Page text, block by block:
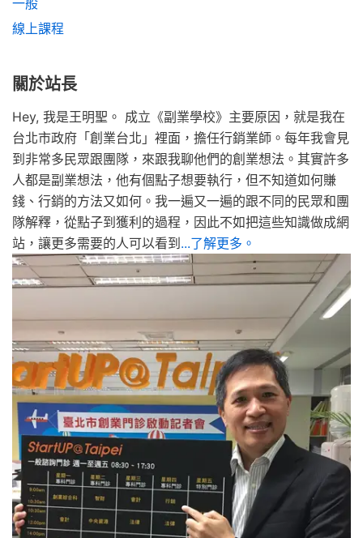
一般
線上課程
關於站長
Hey, 我是王明聖。 成立《副業學校》主要原因，就是我在
台北市政府「創業台北」裡面，擔任行銷業師。每年我會見
到非常多民眾跟團隊，來跟我聊他們的創業想法。其實許多
人都是副業想法，他有個點子想要執行，但不知道如何賺
錢、行銷的方法又如何。我一遍又一遍的跟不同的民眾和團
隊解釋，從點子到獲利的過程，因此不如把這些知識做成網
站，讓更多需要的人可以看到 ...了解更多。